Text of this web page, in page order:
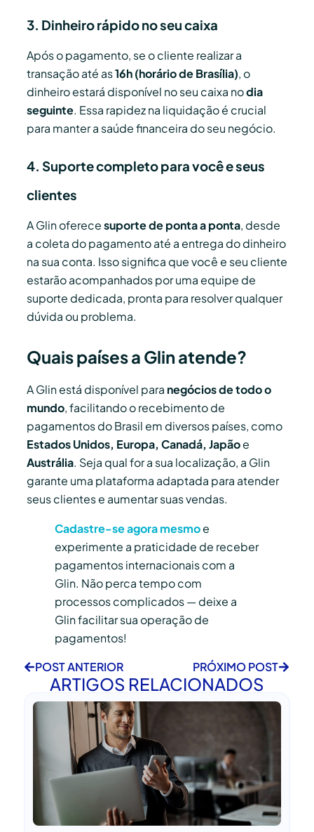
3. Dinheiro rápido no seu caixa
Após o pagamento, se o cliente realizar a
transação até as16h (horário de Brasília), o
dinheiro estará disponível no seu caixa nodia
seguinte. Essa rapidez na liquidação é crucial
para manter a saúde financeira do seu negócio.
4. Suporte completo para você e seus
clientes
A Glin oferecesuporte de ponta a ponta, desde
a coleta do pagamento até a entrega do dinheiro
na sua conta. Isso significa que você e seu cliente
estarão acompanhados por uma equipe de
suporte dedicada, pronta para resolver qualquer
dúvida ou problema.
Quais países a Glin atende?
A Glin está disponível para negócios de todo o
mundo, facilitando o recebimento de
pagamentos do Brasil em diversos países, como
Estados Unidos, Europa, Canadá, Japãoe
Austrália. Seja qual for a sua localização, a Glin
garante uma plataforma adaptada para atender
seus clientes e aumentar suas vendas.
Cadastre-se agora mesmoe
experimente a praticidade de receber
pagamentos internacionais com a
Glin. Não perca tempo com
processos complicados — deixe a
Glin facilitar sua operação de
pagamentos!
POST ANTERIOR
PRÓXIMO POST
ARTIGOS RELACIONADOS